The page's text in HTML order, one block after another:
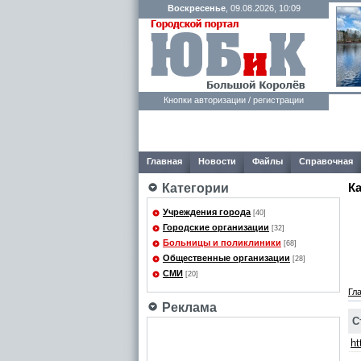
Воскресенье, 09.08.2026, 10:09
Кнопки авторизации / регистрации
Главная Новости Файлы Справочная
Категории
Учреждения города [40]
Городские организации [32]
Больницы и поликлиники [68]
Общественные организации [28]
СМИ [20]
Реклама